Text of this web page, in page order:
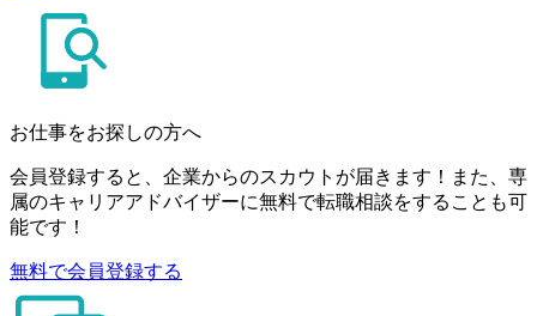
お仕事をお探しの方へ
会員登録すると、企業からのスカウトが届きます！また、専
属のキャリアアドバイザーに無料で転職相談をすることも可
能です！
無料で会員登録する